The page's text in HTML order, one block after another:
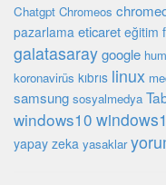
Chatgpt Chromeos
pazarlama eticaret eğitim
galatasaraygoogle
koronavirüs kıbrıs linux
samsung sosyalmedya
windows10
yapay zeka yasaklar